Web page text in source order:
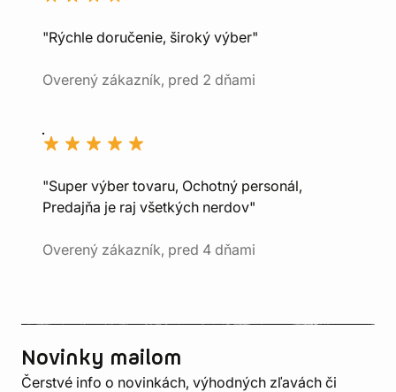
"Rýchle doručenie, široký výber"
Overený zákazník, pred 2 dňami
"Super výber tovaru, Ochotný personál,
Predajňa je raj všetkých nerdov"
Overený zákazník, pred 4 dňami
Novinky mailom
Čerstvé info o novinkách, výhodných zľavách či